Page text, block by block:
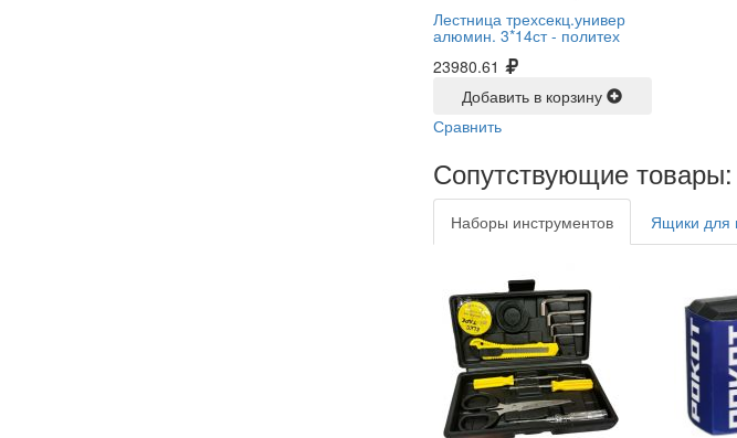
Лестница трехсекц.универ
алюмин. 3*14ст - политех
23980.61
Добавить в корзину
Сравнить
Сопутствующие товары:
Наборы инструментов Ящики для